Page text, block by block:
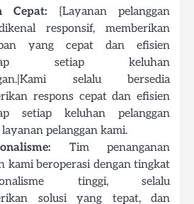
Cepat: {Layanan pelanggan
responsif, memberikan
yang cepat dan efisien
setiap keluhan
selalu bersedia
respons cepat dan efisien
setiap keluhan pelanggan
pelanggan kami.
Tim penanganan
kami beroperasi dengan tingkat
tinggi, selalu
solusi yang tepat, dan